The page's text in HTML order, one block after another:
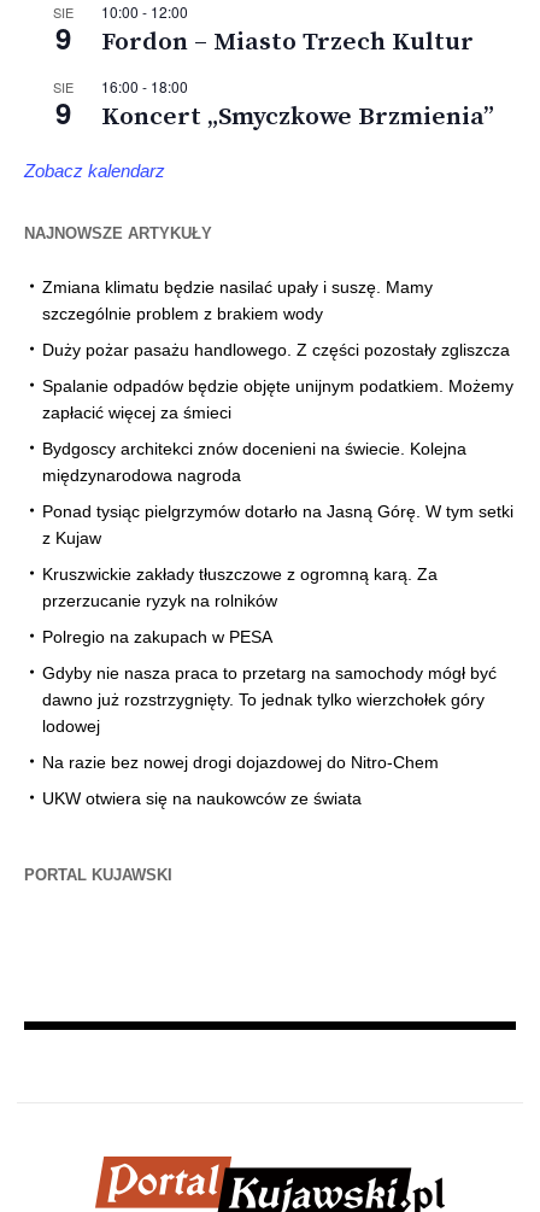
SIE
9
10:00 - 12:00
Fordon – Miasto Trzech Kultur
SIE
9
16:00 - 18:00
Koncert „Smyczkowe Brzmienia”
Zobacz kalendarz
NAJNOWSZE ARTYKUŁY
Zmiana klimatu będzie nasilać upały i suszę. Mamy
szczególnie problem z brakiem wody
Duży pożar pasażu handlowego. Z części pozostały zgliszcza
Spalanie odpadów będzie objęte unijnym podatkiem. Możemy
zapłacić więcej za śmieci
Bydgoscy architekci znów docenieni na świecie. Kolejna
międzynarodowa nagroda
Ponad tysiąc pielgrzymów dotarło na Jasną Górę. W tym setki
z Kujaw
Kruszwickie zakłady tłuszczowe z ogromną karą. Za
przerzucanie ryzyk na rolników
Polregio na zakupach w PESA
Gdyby nie nasza praca to przetarg na samochody mógł być
dawno już rozstrzygnięty. To jednak tylko wierzchołek góry
lodowej
Na razie bez nowej drogi dojazdowej do Nitro-Chem
UKW otwiera się na naukowców ze świata
PORTAL KUJAWSKI